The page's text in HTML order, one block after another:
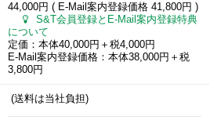
44,000円 ( E-Mail案内登録価格 41,800円 )
S&T会員登録とE-Mail案内登録特典
について
定価：本体40,000円＋税4,000円
E-Mail案内登録価格：本体38,000円＋税
3,800円
(送料は当社負担)